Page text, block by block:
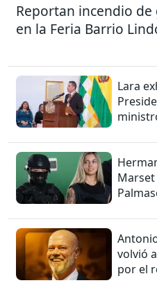
Reportan incendio
en la Feria Barrio
Lara
volvió
por el